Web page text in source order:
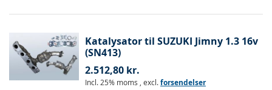
Katalysator til SUZUKI Jimny 1.3 16v
(SN413)
2.512,80 kr.
Incl. 25% moms , excl.forsendelser